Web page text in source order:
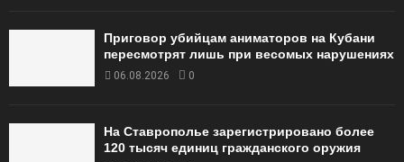
Приговор убийцам аниматоров на Кубани
пересмотрят лишь при весомых нарушениях
06.08.2026 0
На Ставрополье зарегистрировано более
120 тысяч единиц гражданского оружия